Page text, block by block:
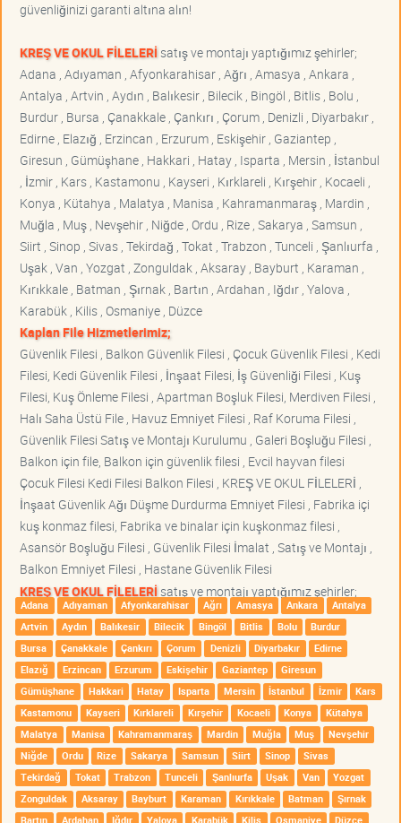
güvenliğinizi garanti altına alın!
KREŞ VE OKUL FİLELERİsatış ve montajı yaptığımız şehirler;
Adana , Adıyaman , Afyonkarahisar , Ağrı , Amasya , Ankara ,
Antalya , Artvin , Aydın , Balıkesir , Bilecik , Bingöl , Bitlis , Bolu ,
Burdur , Bursa , Çanakkale , Çankırı , Çorum , Denizli , Diyarbakır ,
Edirne , Elazığ , Erzincan , Erzurum , Eskişehir , Gaziantep ,
Giresun , Gümüşhane , Hakkari , Hatay , Isparta , Mersin , İstanbul
, İzmir , Kars , Kastamonu , Kayseri , Kırklareli , Kırşehir , Kocaeli ,
Konya , Kütahya , Malatya , Manisa , Kahramanmaraş , Mardin ,
Muğla , Muş , Nevşehir , Niğde , Ordu , Rize , Sakarya , Samsun ,
Siirt , Sinop , Sivas , Tekirdağ , Tokat , Trabzon , Tunceli , Şanlıurfa ,
Uşak , Van , Yozgat , Zonguldak , Aksaray , Bayburt , Karaman ,
Kırıkkale , Batman , Şırnak , Bartın , Ardahan , Iğdır , Yalova ,
Karabük , Kilis , Osmaniye , Düzce
Kaplan File Hizmetlerimiz;
Güvenlik Filesi , Balkon Güvenlik Filesi , Çocuk Güvenlik Filesi , Kedi
Filesi, Kedi Güvenlik Filesi , İnşaat Filesi, İş Güvenliği Filesi , Kuş
Filesi, Kuş Önleme Filesi , Apartman Boşluk Filesi, Merdiven Filesi ,
Halı Saha Üstü File , Havuz Emniyet Filesi , Raf Koruma Filesi ,
Güvenlik Filesi Satış ve Montajı Kurulumu , Galeri Boşluğu Filesi ,
Balkon için file, Balkon için güvenlik filesi , Evcil hayvan filesi
Çocuk Filesi Kedi Filesi Balkon Filesi , KREŞ VE OKUL FİLELERİ ,
İnşaat Güvenlik Ağı Düşme Durdurma Emniyet Filesi , Fabrika içi
kuş konmaz filesi, Fabrika ve binalar için kuşkonmaz filesi ,
Asansör Boşluğu Filesi , Güvenlik Filesi İmalat , Satış ve Montajı ,
Balkon Emniyet Filesi , Hastane Güvenlik Filesi
KREŞ VE OKUL FİLELERİsatış ve montajı yaptığımız şehirler;
Adana Adıyaman Afyonkarahisar Ağrı Amasya Ankara
Antalya
Artvin
Aydın Balıkesir Bilecik Bingöl Bitlis Bolu
Burdur
Bursa
Çanakkale Çankırı Çorum Denizli Diyarbakır
Edirne
Elazığ
Erzincan Erzurum Eskişehir Gaziantep
Giresun
Gümüşhane
Hakkari Hatay Isparta Mersin İstanbul İzmir
Kars
Kastamonu
Kayseri Kırklareli Kırşehir Kocaeli Konya
Kütahya
Malatya
Manisa Kahramanmaraş Mardin Muğla Muş
Nevşehir
Niğde
Ordu Rize Sakarya Samsun Siirt Sinop
Sivas
Tekirdağ
Tokat Trabzon Tunceli Şanlıurfa Uşak Van
Yozgat
Zonguldak
Aksaray Bayburt Karaman Kırıkkale Batman
Şırnak